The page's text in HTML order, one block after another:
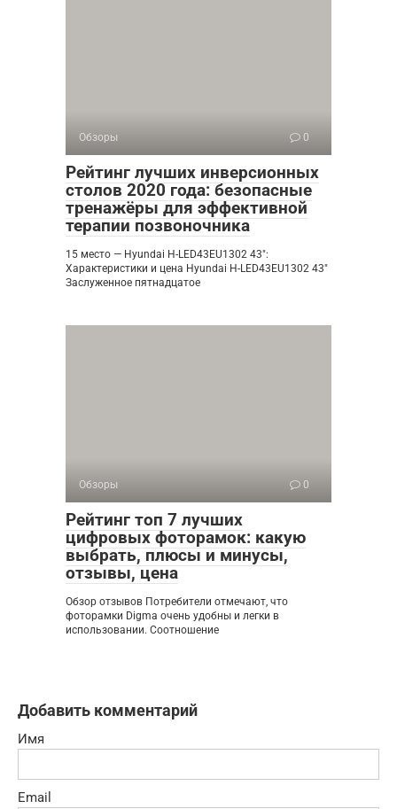
Обзоры 0
Рейтинг лучших инверсионных
столов 2020 года: безопасные
тренажёры для эффективной
терапии позвоночника
15 место — Hyundai H-LED43EU1302 43″:
Характеристики и цена Hyundai H-LED43EU1302 43″
Заслуженное пятнадцатое
Обзоры 0
Рейтинг топ 7 лучших
цифровых фоторамок: какую
выбрать, плюсы и минусы,
отзывы, цена
Обзор отзывов Потребители отмечают, что
фоторамки Digma очень удобны и легки в
использовании. Соотношение
Добавить комментарий
Имя
Email